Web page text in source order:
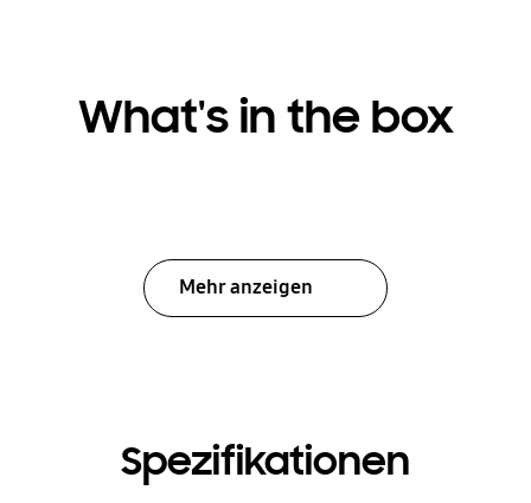
What's in the box
Mehr anzeigen
Spezifikationen